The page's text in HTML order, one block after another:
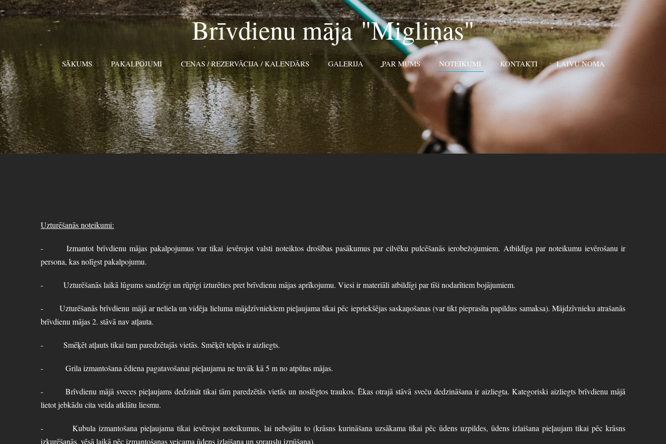
Brīvdienu māja "Migliņas"
SĀKUMS PAKALPOJUMI CENAS / REZERVĀCIJA / KALENDĀRS GALERIJA PAR MUMS NOTEIKUMI KONTAKTI LAIVU NOMA
Uzturēšanās noteikumi:
- Izmantot brīvdienu mājas pakalpojumus var tikai ievērojot valsti noteiktos drošības pasākumus par cilvēku pulcēšanās ierobežojumiem. Atbildīga par noteikumu ievērošanu ir
persona, kas nolīgst pakalpojumu.
- Uzturēšanās laikā lūgums saudzīgi un rūpīgi izturēties pret brīvdienu mājas aprīkojumu. Viesi ir materiāli atbildīgi par tīši nodarītiem bojājumiem.
- Uzturēšanās brīvdienu mājā ar neliela un vidēja lieluma mājdzīvniekiem pieļaujama tikai pēc iepriekšējas saskaņošanas (var tikt pieprasīta papildus samaksa). Mājdzīvnieku atrašanās
brīvdienu mājas 2. stāvā nav atļauta.
- Smēķēt atļauts tikai tam paredzētajās vietās. Smēķēt telpās ir aizliegts.
- Grila izmantošana ēdiena pagatavošanai pieļaujama ne tuvāk kā 5 m no atpūtas mājas.
- Brīvdienu mājā sveces pieļaujams dedzināt tikai tām paredzētās vietās un noslēgtos traukos. Ēkas otrajā stāvā sveču dedzināšana ir aizliegta. Kategoriski aizliegts brīvdienu mājā
lietot jebkādu cita veida atklātu liesmu.
- Kubula izmantošana pieļaujama tikai ievērojot noteikumus, lai nebojātu to (krāsns kurināšana uzsākama tikai pēc ūdens uzpildes, ūdens izlaišana pieļaujam tikai pēc krāsns
izkurēšanās, vēsā laikā pēc izmantošanas veicama ūdens izlaišana un sprauslu izpūšana).